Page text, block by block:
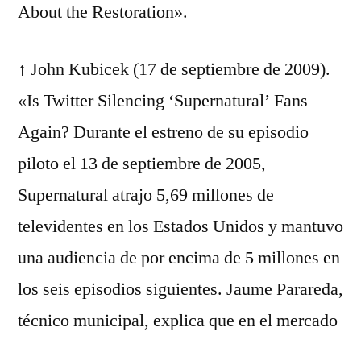
About the Restoration».
↑ John Kubicek (17 de septiembre de 2009).
«Is Twitter Silencing ‘Supernatural’ Fans
Again? Durante el estreno de su episodio
piloto el 13 de septiembre de 2005,
Supernatural atrajo 5,69 millones de
televidentes en los Estados Unidos y mantuvo
una audiencia de por encima de 5 millones en
los seis episodios siguientes. Jaume Parareda,
técnico municipal, explica que en el mercado